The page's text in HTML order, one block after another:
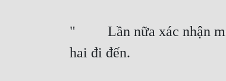
"   Lần nữa xác nhận
hai đi đến.